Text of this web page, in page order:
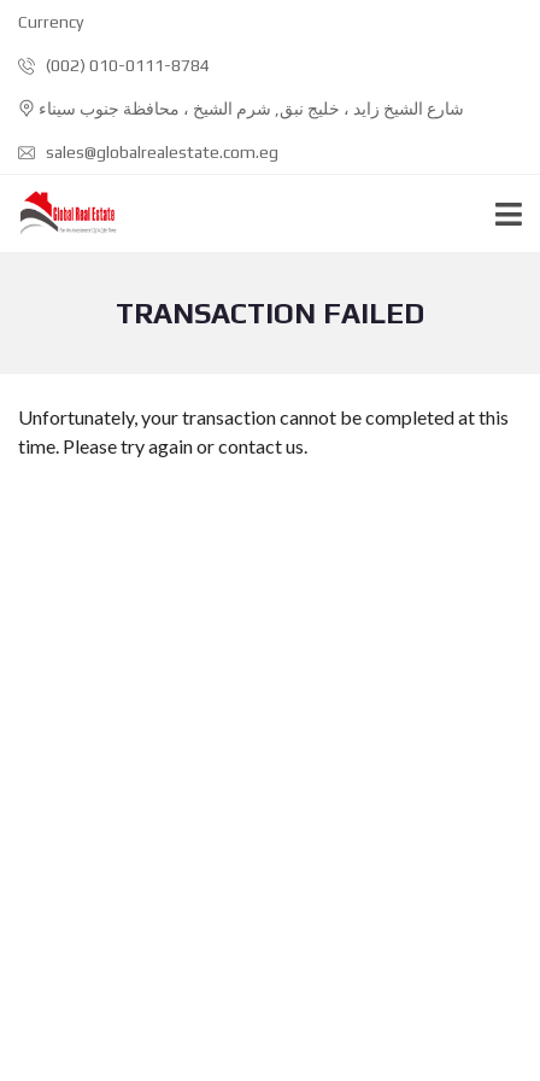
Currency
(002) 010-0111-8784
شارع الشيخ زايد ، خليج نبق, شرم الشيخ ، محافظة جنوب سيناء
sales@globalrealestate.com.eg
TRANSACTION FAILED
Unfortunately, your transaction cannot be completed at this
time. Please try again or contact us.